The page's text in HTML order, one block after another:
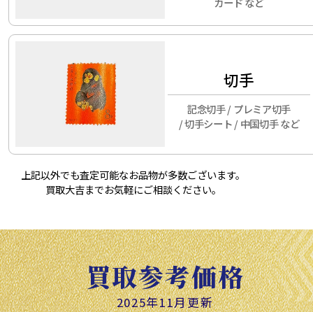
切手
記念切手 / プレミア切手
/ 切手シート / 中国切手 など
上記以外でも査定可能なお品物が多数ございます。
買取大吉までお気軽にご相談ください。
買取参考価格
2025年11月更新